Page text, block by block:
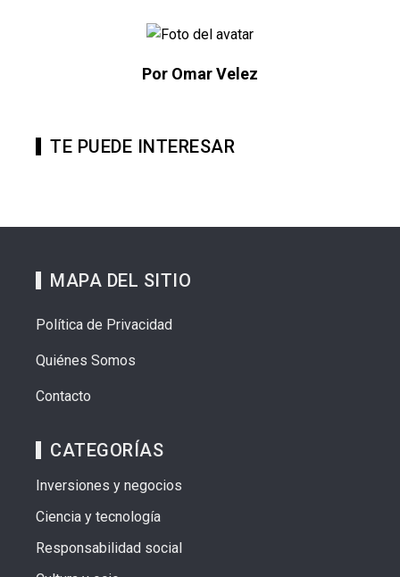
Por Omar Velez
TE PUEDE INTERESAR
MAPA DEL SITIO
Política de Privacidad
Quiénes Somos
Contacto
CATEGORÍAS
Inversiones y negocios
Ciencia y tecnología
Responsabilidad social